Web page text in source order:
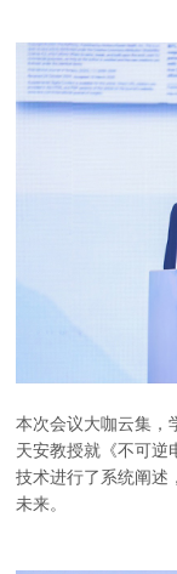
本次会议大咖云集，
天安教授就《不可逆
技术进行了系统阐述
未来。